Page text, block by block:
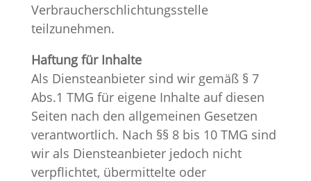
Verbraucherschlichtungsstelle
teilzunehmen.
Haftung für Inhalte
Als Diensteanbieter sind wir gemäß § 7
Abs.1 TMG für eigene Inhalte auf diesen
Seiten nach den allgemeinen Gesetzen
verantwortlich. Nach §§ 8 bis 10 TMG sind
wir als Diensteanbieter jedoch nicht
verpflichtet, übermittelte oder